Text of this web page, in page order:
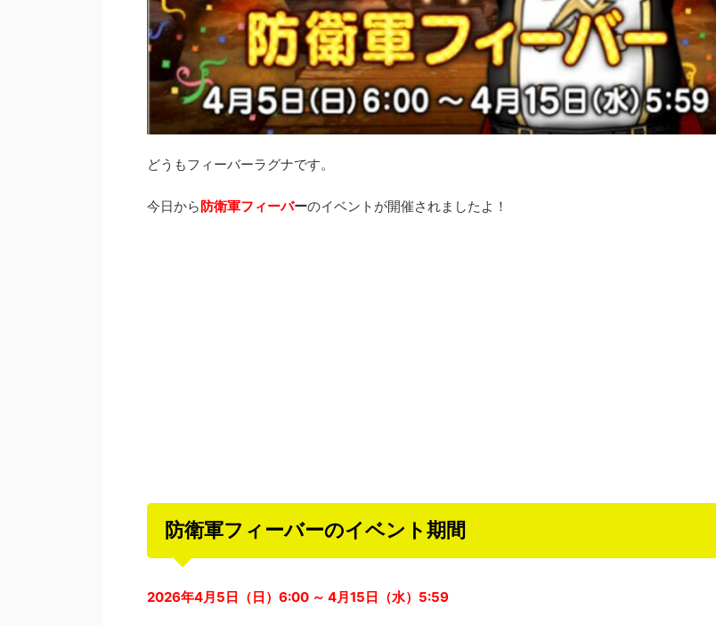
どうもフィーバーラグナです。
今日から防衛軍フィーバーのイベントが開催されましたよ！
防衛軍フィーバーのイベント期間
2026年4月5日（日）6:00 ～ 4月15日（水）5:59